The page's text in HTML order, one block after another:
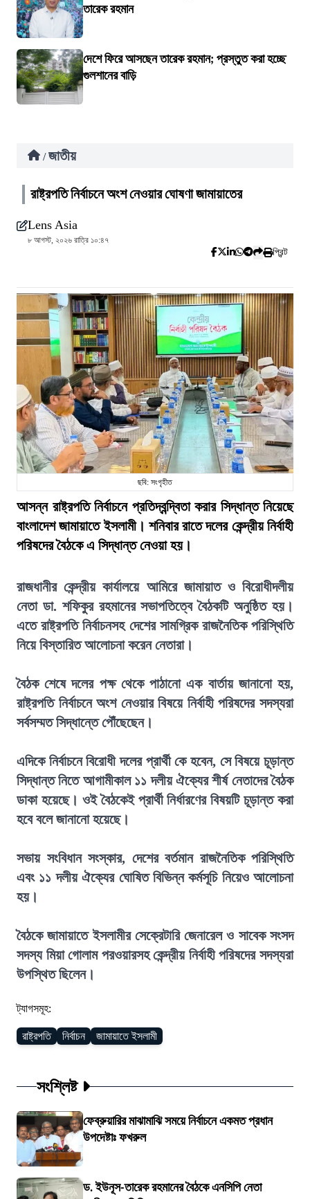
তারেক রহমান
দেশে ফিরে আসছেন তারেক রহমান; প্রস্তুত করা হচ্ছে
গুলশানের বাড়ি
/ জাতীয়
রাষ্ট্রপতি নির্বাচনে অংশ নেওয়ার ঘোষণা জামায়াতের
Lens Asia
৮ আগস্ট, ২০২৬ রাত্রি ১০:৪৭
প্রিন্ট
ছবি: সংগৃহীত
আসন্ন রাষ্ট্রপতি নির্বাচনে প্রতিদ্বন্দ্বিতা করার সিদ্ধান্ত নিয়েছে
বাংলাদেশ জামায়াতে ইসলামী। শনিবার রাতে দলের কেন্দ্রীয় নির্বাহী
পরিষদের বৈঠকে এ সিদ্ধান্ত নেওয়া হয়।
রাজধানীর কেন্দ্রীয় কার্যালয়ে আমিরে জামায়াত ও বিরোধীদলীয়
নেতা ডা. শফিকুর রহমানের সভাপতিত্বে বৈঠকটি অনুষ্ঠিত হয়।
এতে রাষ্ট্রপতি নির্বাচনসহ দেশের সামগ্রিক রাজনৈতিক পরিস্থিতি
নিয়ে বিস্তারিত আলোচনা করেন নেতারা।
বৈঠক শেষে দলের পক্ষ থেকে পাঠানো এক বার্তায় জানানো হয়,
রাষ্ট্রপতি নির্বাচনে অংশ নেওয়ার বিষয়ে নির্বাহী পরিষদের সদস্যরা
সর্বসম্মত সিদ্ধান্তে পৌঁছেছেন।
এদিকে নির্বাচনে বিরোধী দলের প্রার্থী কে হবেন, সে বিষয়ে চূড়ান্ত
সিদ্ধান্ত নিতে আগামীকাল ১১ দলীয় ঐক্যের শীর্ষ নেতাদের বৈঠক
ডাকা হয়েছে। ওই বৈঠকেই প্রার্থী নির্ধারণের বিষয়টি চূড়ান্ত করা
হবে বলে জানানো হয়েছে।
সভায় সংবিধান সংস্কার, দেশের বর্তমান রাজনৈতিক পরিস্থিতি
এবং ১১ দলীয় ঐক্যের ঘোষিত বিভিন্ন কর্মসূচি নিয়েও আলোচনা
হয়।
বৈঠকে জামায়াতে ইসলামীর সেক্রেটারি জেনারেল ও সাবেক সংসদ
সদস্য মিয়া গোলাম পরওয়ারসহ কেন্দ্রীয় নির্বাহী পরিষদের সদস্যরা
উপস্থিত ছিলেন।
ট্যাগসমূহ:
রাষ্ট্রপতি নির্বাচন জামায়াতে ইসলামী
সংশ্লিষ্ট
ফেব্রুয়ারির মাঝামাঝি সময়ে নির্বাচনে একমত প্রধান
উপদেষ্টাঃ ফখরুল
ড. ইউনূস-তারেক রহমানের বৈঠকে এনসিপি নেতা